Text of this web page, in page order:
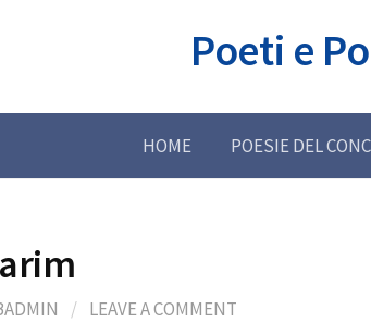
Poeti e
HOME POESIE DEL
/ LEAVE A COMMENT